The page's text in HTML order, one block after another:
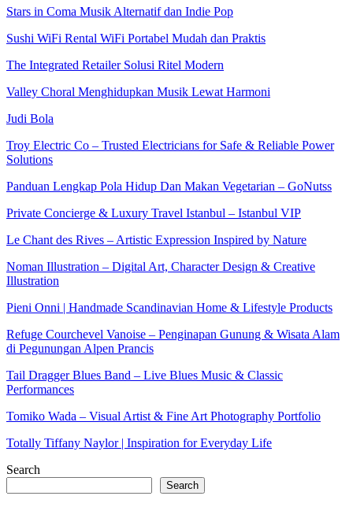
Stars in Coma Musik Alternatif dan Indie Pop
Sushi WiFi Rental WiFi Portabel Mudah dan Praktis
The Integrated Retailer Solusi Ritel Modern
Valley Choral Menghidupkan Musik Lewat Harmoni
Judi Bola
Troy Electric Co – Trusted Electricians for Safe & Reliable Power
Solutions
Panduan Lengkap Pola Hidup Dan Makan Vegetarian – GoNutss
Private Concierge & Luxury Travel Istanbul – Istanbul VIP
Le Chant des Rives – Artistic Expression Inspired by Nature
Noman Illustration – Digital Art, Character Design & Creative
Illustration
Pieni Onni | Handmade Scandinavian Home & Lifestyle Products
Refuge Courchevel Vanoise – Penginapan Gunung & Wisata Alam
di Pegunungan Alpen Prancis
Tail Dragger Blues Band – Live Blues Music & Classic
Performances
Tomiko Wada – Visual Artist & Fine Art Photography Portfolio
Totally Tiffany Naylor | Inspiration for Everyday Life
Search
Search